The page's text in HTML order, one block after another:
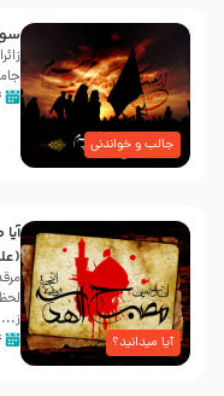
جالب و خواندنی
آیا میدانید؟
ز...